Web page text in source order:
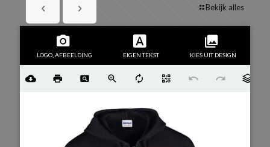
Bekijk alles
LOGO, AFBEELDING EIGEN TEKST KIES UIT DESIGN